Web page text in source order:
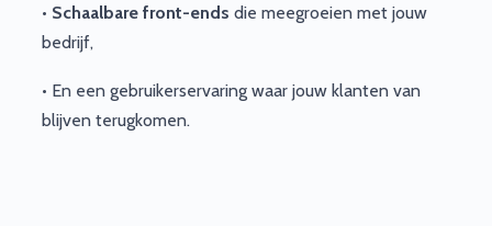
• Schaalbare front-ends die meegroeien met jouw
bedrijf,
• En een gebruikerservaring waar jouw klanten van
blijven terugkomen.